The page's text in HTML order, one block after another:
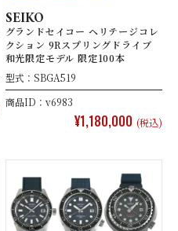
SEIKO
グランドセイコー ヘリテージコレ
クション 9Rスプリングドライブ
和光限定モデル 限定100本
型式：SBGA519
商品ID：v6983
¥1,180,000 (税込)